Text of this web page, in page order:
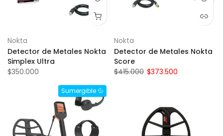
Nokta
Detector de Metales Nokta
Simplex Ultra
$350.000
Nokta
Detector de Metales Nokta
Score
$415.000 $373.500
Sumergible 💦